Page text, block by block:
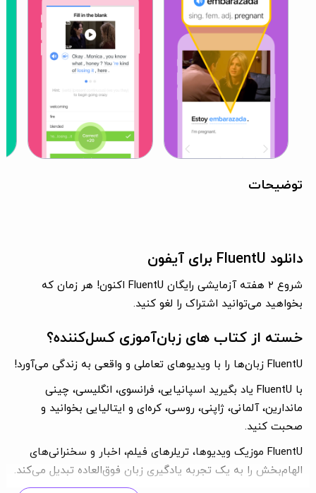
توضیحات
دانلود FluentU برای آیفون
شروع ۲ هفته آزمایشی رایگان FluentU اکنون! هر زمان که
بخواهید می‌توانید اشتراک را لغو کنید.
خسته از کتاب های زبان‌‌آموزی کسل‌کننده؟
FluentU زبان‌ها را با ویدیوهای تعاملی و واقعی به زندگی می‌آورد!
با FluentU یاد بگیرید اسپانیایی، فرانسوی، انگلیسی، چینی
ماندارین، آلمانی، ژاپنی، روسی، کره‌ای و ایتالیایی بخوانید و
صحبت کنید.
FluentU موزیک ویدیوها، تریلرهای فیلم، اخبار و سخنرانی‌های
الهام‌بخش را به یک تجربه یادگیری زبان فوق‌العاده تبدیل می‌کند.
یک آموزش غوطه‌ور را تجربه کنید که به شما یاد می‌دهد به